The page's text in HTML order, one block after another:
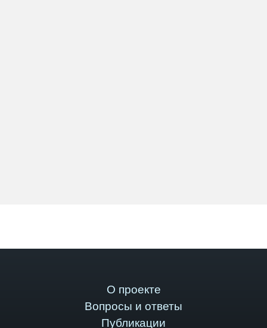
О проекте
Вопросы и ответы
Публикации